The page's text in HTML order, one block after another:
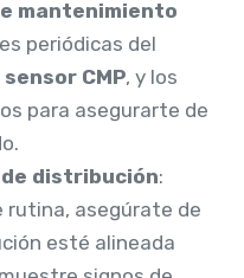
mantenimiento
periódicas del
sensor CMP, y los
para asegurarte de
distribución:
rutina, asegúrate de
esté alineada